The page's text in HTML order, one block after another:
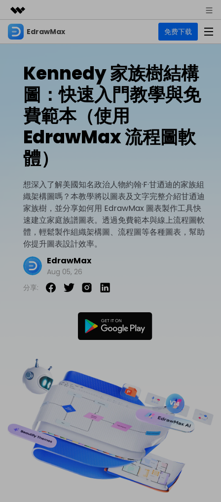
精選產品
實用工具
解決方案
關於我們
新聞中心
EdrawMax 免费下载
EdrawMax
多合一圖表軟體
EdrawMind
EdrawProj
專業的甘特圖工具
圖表
商業用途
流程圖
技術用途
UML
設計用途
平面圖
其他用途
Visio替代方案
所有圖表類型>>
資源
資源範本
EdrawMax 社區
文章内容
各種商務圖表範例 >
熱門話題
免費可編輯家族樹範例 >
支援
教程
EdrawMax 教程 > EdrawMind 教程 >
支援中心
支援中心 >
EdrawMax EdrawMind
立即購買 登入
搜索
Kennedy 家族樹結構
圖：快速入門教學與免
費範本（使用
EdrawMax 流程圖軟
體）
想深入了解美國知名政治人物約翰·F·甘迺迪的家族組
織架構圖嗎？本教學將以圖表及文字完整介紹甘迺迪
家族樹，並分享如何用 EdrawMax 圖表製作工具快
速建立家庭族譜圖表。透過免費範本與線上流程圖軟
體，輕鬆製作組織架構圖、流程圖等各種圖表，幫助
你提升圖表設計效率。
EdrawMax
Aug 05, 26
分享: